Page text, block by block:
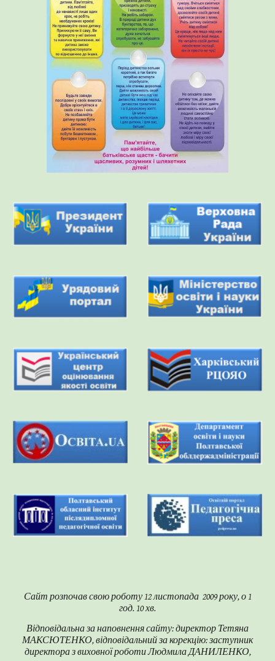
Сайт розпочав свою роботу 12 листопада 2009 року, о 1
год. 10 хв.
Відповідальна за наповнення сайту: директор Тетяна
МАКСЮТЕНКО, відповідальний за корекцію: заступник
директора з виховної роботи Людмила ДАНИЛЕНКО,